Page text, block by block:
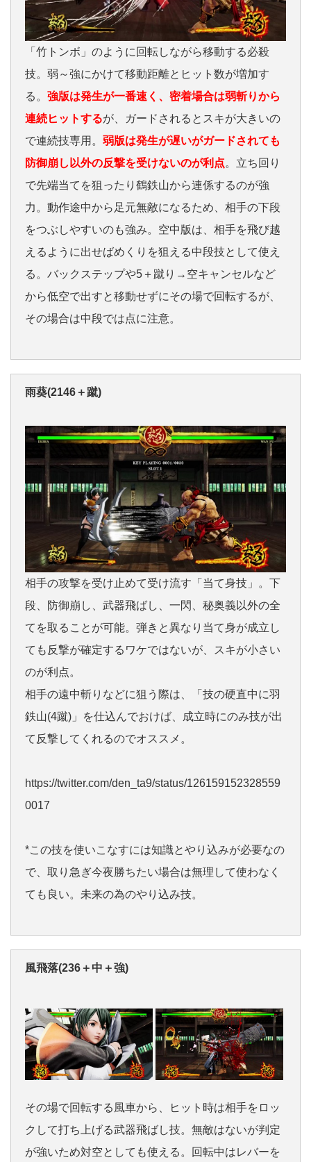
「竹トンボ」のように回転しながら移動する必殺
技。弱～強にかけて移動距離とヒット数が増加す
る。 強版は発生が一番速く、密着場合は弱斬りから
連続ヒットするが、ガードされるとスキが大きいの
で連続技専用。 弱版は発生が遅いがガードされても
防御崩し以外の反撃を受けないのが利点。立ち回り
で先端当てを狙ったり鶴鉄山から連係するのが強
力。動作途中から足元無敵になるため、相手の下段
をつぶしやすいのも強み。空中版は、相手を飛び越
えるように出せばめくりを狙える中段技として使え
る。バックステップや5＋蹴り→空キャンセルなど
から低空で出すと移動せずにその場で回転するが、
その場合は中段では点に注意。
雨葵(2146＋蹴)
相手の攻撃を受け止めて受け流す「当て身技」。下
段、防御崩し、武器飛ばし、一閃、秘奥義以外の全
てを取ることが可能。弾きと異なり当て身が成立し
ても反撃が確定するワケではないが、スキが小さい
のが利点。
相手の遠中斬りなどに狙う際は、「技の硬直中に羽
鉄山(4蹴)」を仕込んでおけば、成立時にのみ技が出
て反撃してくれるのでオススメ。
https://twitter.com/den_ta9/status/126159152328559
0017
*この技を使いこなすには知識とやり込みが必要なの
で、取り急ぎ今夜勝ちたい場合は無理して使わなく
ても良い。未来の為のやり込み技。
風飛落(236＋中＋強)
その場で回転する風車から、ヒット時は相手をロッ
クして打ち上げる武器飛ばし技。無敵はないが判定
が強いため対空としても使える。回転中はレバーを